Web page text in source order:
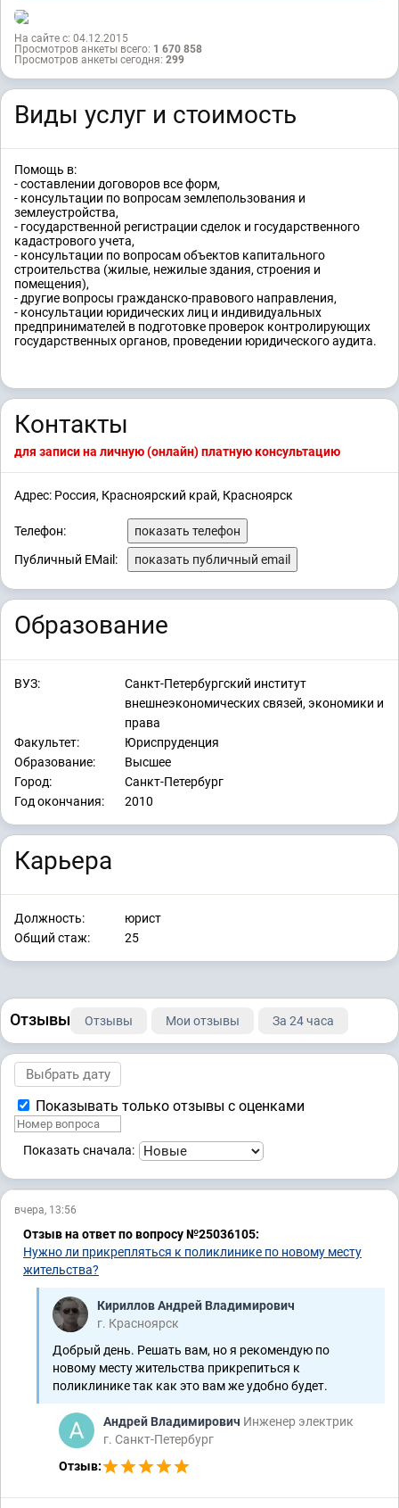
На сайте с: 04.12.2015
Просмотров анкеты всего: 1 670 858
Просмотров анкеты сегодня: 299
Виды услуг и стоимость
Помощь в:
- составлении договоров все форм,
- консультации по вопросам землепользования и
землеустройства,
- государственной регистрации сделок и государственного
кадастрового учета,
- консультации по вопросам объектов капитального
строительства (жилые, нежилые здания, строения и
помещения),
- другие вопросы гражданско-правового направления,
- консультации юридических лиц и индивидуальных
предпринимателей в подготовке проверок контролирующих
государственных органов, проведении юридического аудита.
Контакты
для записи на личную (онлайн) платную консультацию
Адрес: Россия, Красноярский край, Красноярск
Телефон:
показать телефон
Публичный EMail:
показать публичный email
Образование
ВУЗ:
Санкт-Петербургский институт
внешнеэкономических связей, экономики и
права
Факультет:
Юриспруденция
Образование:
Высшее
Город:
Санкт-Петербург
Год окончания:
2010
Карьера
Должность:
юрист
Общий стаж:
25
Отзывы Отзывы Мои отзывы За 24 часа
Показывать только отзывы с оценками
Показать сначала:
вчера, 13:56
Отзыв на ответ по вопросу №25036105:
Нужно ли прикрепляться к поликлинике по новому месту
жительства?
Кириллов Андрей Владимирович
г. Красноярск
Добрый день. Решать вам, но я рекомендую по
новому месту жительства прикрепиться к
поликлинике так как это вам же удобно будет.
Андрей Владимирович Инженер электрик
г. Санкт-Петербург
Отзыв: